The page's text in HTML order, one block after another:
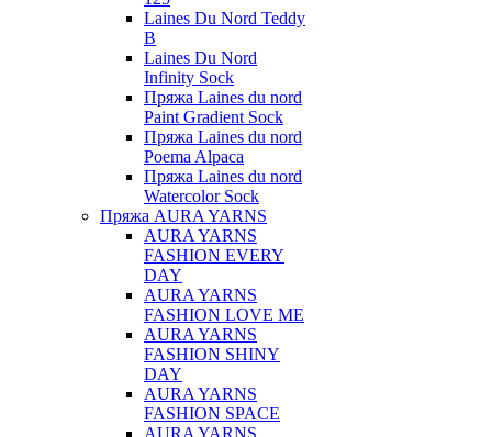
Laines Du Nord Teddy
B
Laines Du Nord
Infinity Sock
Пряжа Laines du nord
Paint Gradient Sock
Пряжа Laines du nord
Poema Alpaca
Пряжа Laines du nord
Watercolor Sock
Пряжа AURA YARNS
AURA YARNS
FASHION EVERY
DAY
AURA YARNS
FASHION LOVE ME
AURA YARNS
FASHION SHINY
DAY
AURA YARNS
FASHION SPACE
AURA YARNS